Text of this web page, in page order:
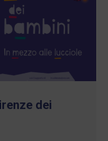
dei